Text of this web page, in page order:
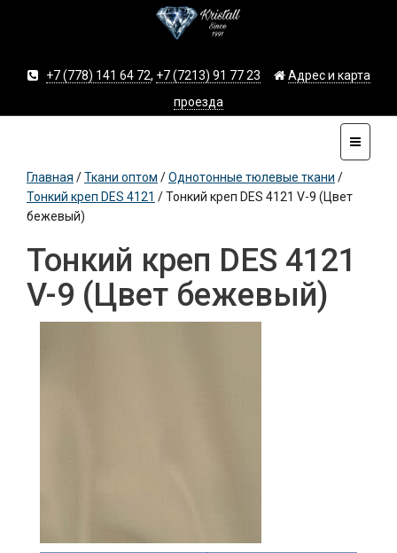
+7 (778) 141 64 72, +7 (7213) 91 77 23
Адрес и карта
проезда
Главная /Ткани оптом /Однотонные тюлевые ткани /
Тонкий креп DES 4121 /Тонкий креп DES 4121 V-9 (Цвет
бежевый)
Тонкий креп DES 4121
V-9 (Цвет бежевый)